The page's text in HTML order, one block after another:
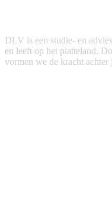
DLV is een studie- en
en leeft op het platteland.
vormen we de kracht